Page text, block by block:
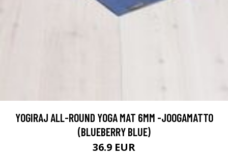
YOGIRAJ ALL-ROUND YOGA MAT 6MM -JOOGAMATTO
(BLUEBERRY BLUE)
36.9 EUR